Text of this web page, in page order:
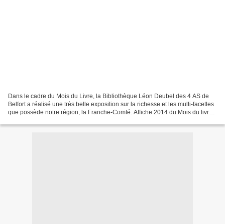
Dans le cadre du Mois du Livre, la Bibliothèque Léon Deubel des 4 AS de
Belfort a réalisé une très belle exposition sur la richesse et les multi-facettes
que possède notre région, la Franche-Comté. Affiche 2014 du Mois du livre